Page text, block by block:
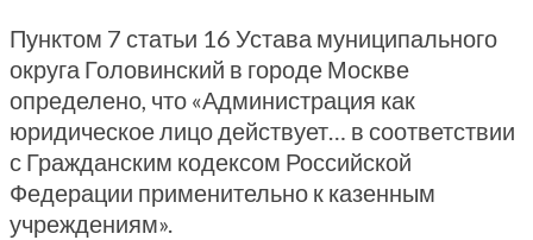
Пунктом 7 статьи 16 Устава муниципального
округа Головинский в городе Москве
определено, что «Администрация как
юридическое лицо действует… в соответствии
с Гражданским кодексом Российской
Федерации применительно к казенным
учреждениям».